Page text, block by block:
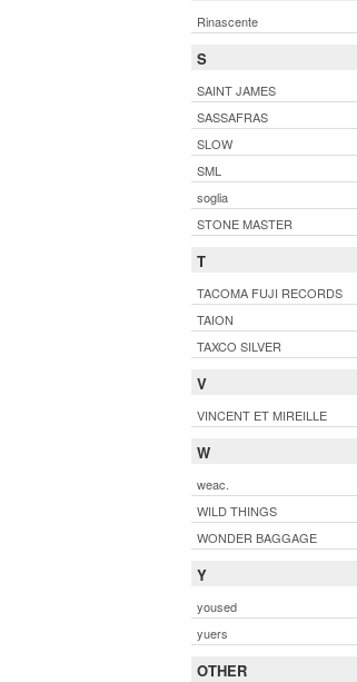
Rinascente
S
SAINT JAMES
SASSAFRAS
SLOW
SML
soglia
STONE MASTER
T
TACOMA FUJI RECORDS
TAION
TAXCO SILVER
V
VINCENT ET MIREILLE
W
weac.
WILD THINGS
WONDER BAGGAGE
Y
yoused
yuers
OTHER